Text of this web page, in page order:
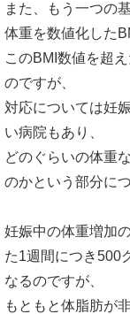
また、もう一つの
体重を数値化した
このBMI数値を超
のですが、
対応については妊
い病院もあり、
どのぐらいの体重
のかという部分に
妊娠中の体重増加
た1週間につき500
なるのですが、
もともと体脂肪が